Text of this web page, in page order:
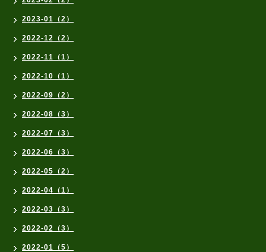
2023-01（2）
2022-12（2）
2022-11（1）
2022-10（1）
2022-09（2）
2022-08（3）
2022-07（3）
2022-06（3）
2022-05（2）
2022-04（1）
2022-03（3）
2022-02（3）
2022-01（5）